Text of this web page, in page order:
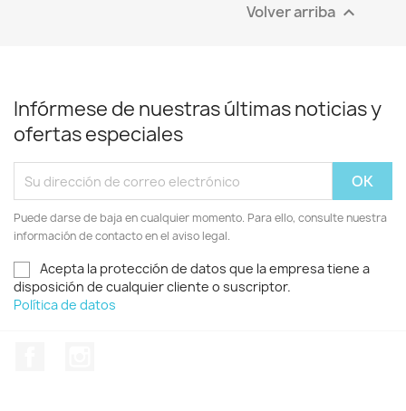
Volver arriba 
Infórmese de nuestras últimas noticias y
ofertas especiales
Puede darse de baja en cualquier momento. Para ello, consulte nuestra
información de contacto en el aviso legal.
Acepta la protección de datos que la empresa tiene a
disposición de cualquier cliente o suscriptor.
Política de datos